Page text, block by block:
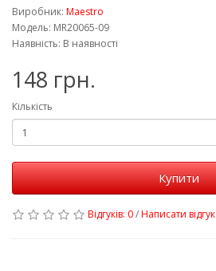
Виробник: Maestro
Модель: MR20065-09
Наявність: В наявності
148 грн.
Кількість
Купити
Відгуків: 0/Написати відгук